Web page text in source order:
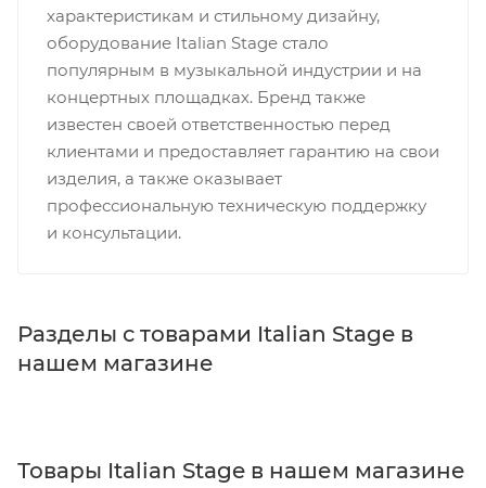
характеристикам и стильному дизайну,
оборудование Italian Stage стало
популярным в музыкальной индустрии и на
концертных площадках. Бренд также
известен своей ответственностью перед
клиентами и предоставляет гарантию на свои
изделия, а также оказывает
профессиональную техническую поддержку
и консультации.
Разделы с товарами Italian Stage в
нашем магазине
Товары Italian Stage в нашем магазине